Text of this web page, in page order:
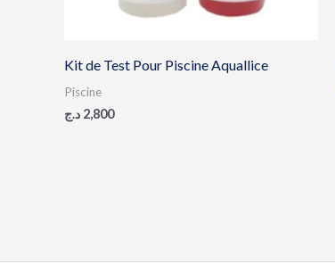
Kit de Test Pour Piscine Aquallice
Piscine
2,800 د.ج